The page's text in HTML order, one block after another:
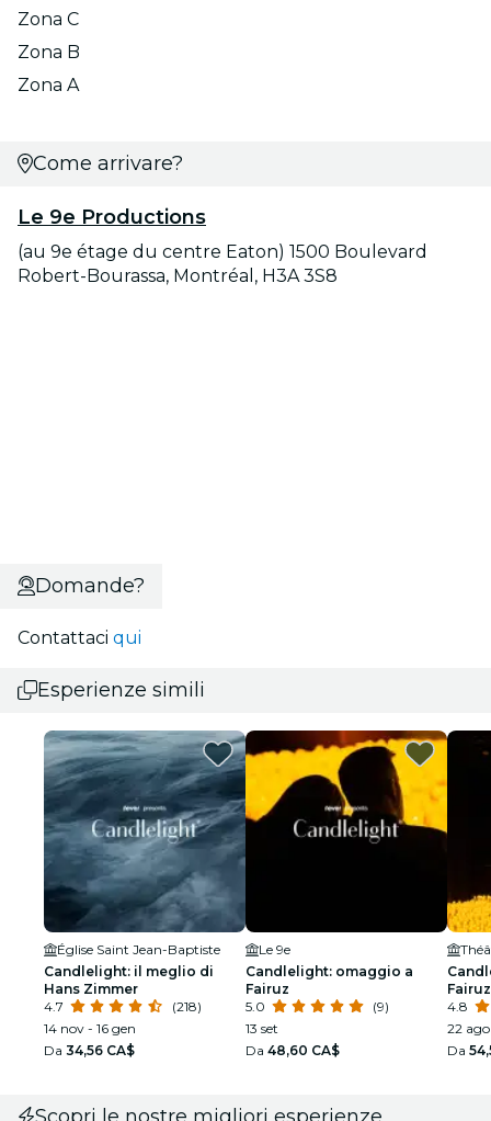
Zona C
Zona B
Zona A
Come arrivare?
Le 9e Productions
(au 9e étage du centre Eaton) 1500 Boulevard
Robert-Bourassa, Montréal, H3A 3S8
Domande?
Contattaci qui
Esperienze simili
Église Saint Jean-Baptiste
Candlelight: il meglio di
Hans Zimmer
4.7
(218)
14 nov - 16 gen
Da 34,56 CA$
Le 9e
Candlelight: omaggio a
Fairuz
5.0
(9)
13 set
Da 48,60 CA$
Fairuz
4.8
22
Da